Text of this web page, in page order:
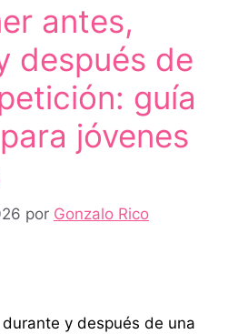
antes,
después de
guía
jóvenes
por Gonzalo Rico
y después de una